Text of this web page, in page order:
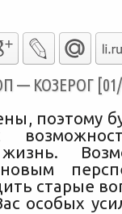
КОЗЕРОГ [01/
поэтому
старые
особых